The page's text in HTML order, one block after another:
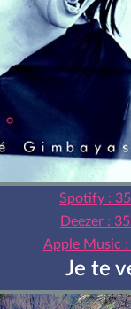
Spotify :
Deezer :
Apple Music :
Je te